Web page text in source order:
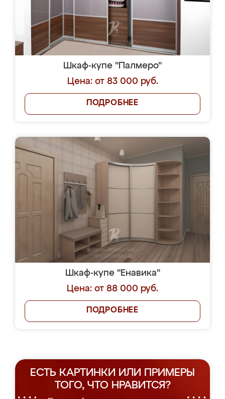
Шкаф-купе "Палмеро"
Цена: от 83 000 руб.
ПОДРОБНЕЕ
Шкаф-купе "Енавика"
Цена: от 88 000 руб.
ПОДРОБНЕЕ
ЕСТЬ КАРТИНКИ ИЛИ ПРИМЕРЫ
ТОГО, ЧТО НРАВИТСЯ?